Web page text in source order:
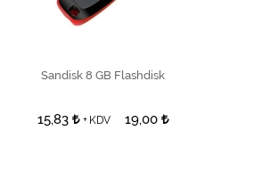
SEPETE EKLE
Sandisk 8 GB Flashdisk
15,83 + KDV 19,00